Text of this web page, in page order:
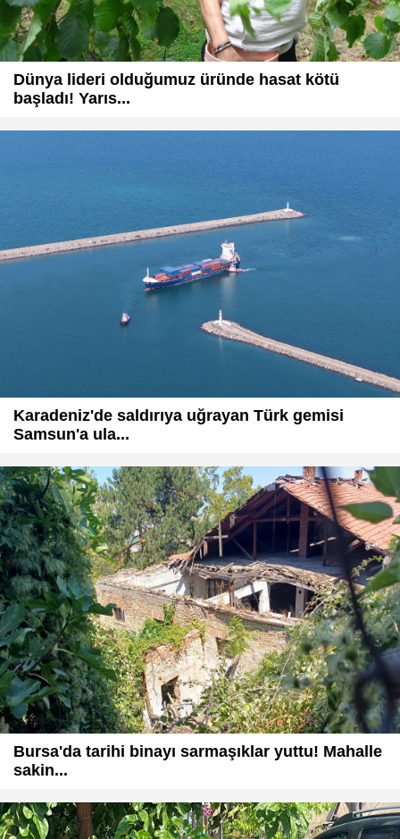
Dünya lideri olduğumuz üründe hasat kötü
başladı! Yarıs...
Karadeniz'de saldırıya uğrayan Türk gemisi
Samsun'a ula...
Bursa'da tarihi binayı sarmaşıklar yuttu! Mahalle
sakin...